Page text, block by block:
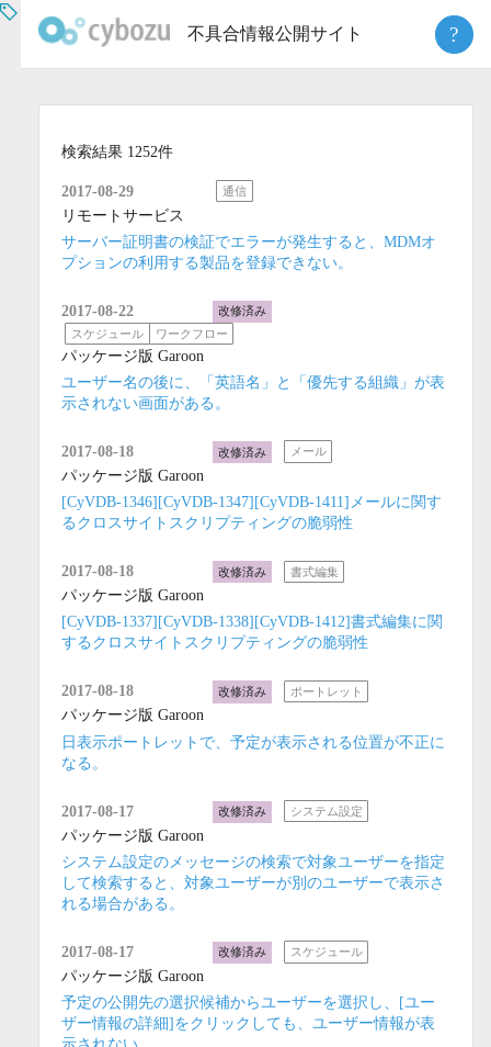
不具合情報公開サイト ?
検索結果 1252件
2017-08-29 通信
リモートサービス
サーバー証明書の検証でエラーが発生すると、MDMオ
プションの利用する製品を登録できない。
2017-08-22
改修済み
スケジュール
ワークフロー
パッケージ版 Garoon
ユーザー名の後に、「英語名」と「優先する組織」が表
示されない画面がある。
2017-08-18 改修済み メール
パッケージ版 Garoon
[CyVDB-1346][CyVDB-1347][CyVDB-1411]メールに関す
るクロスサイトスクリプティングの脆弱性
2017-08-18 改修済み 書式編集
パッケージ版 Garoon
[CyVDB-1337][CyVDB-1338][CyVDB-1412]書式編集に関
するクロスサイトスクリプティングの脆弱性
2017-08-18 改修済み ポートレット
パッケージ版 Garoon
日表示ポートレットで、予定が表示される位置が不正に
なる。
2017-08-17 改修済み システム設定
パッケージ版 Garoon
システム設定のメッセージの検索で対象ユーザーを指定
して検索すると、対象ユーザーが別のユーザーで表示さ
れる場合がある。
2017-08-17 改修済み スケジュール
パッケージ版 Garoon
予定の公開先の選択候補からユーザーを選択し、[ユー
ザー情報の詳細]をクリックしても、ユーザー情報が表